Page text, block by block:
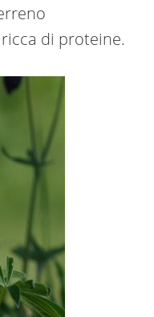
di proteine.